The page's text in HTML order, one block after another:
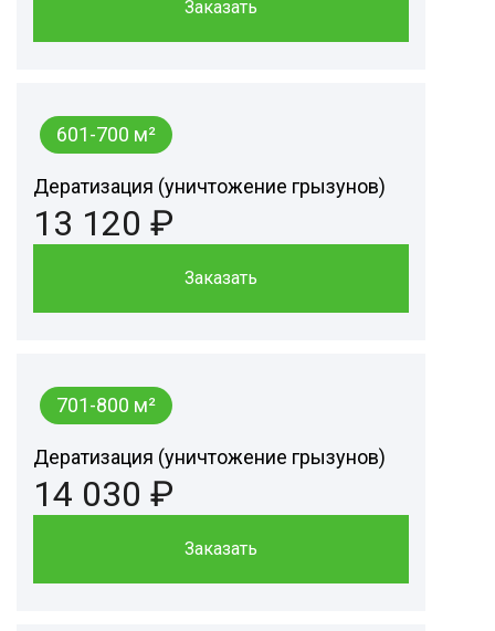
Заказать
601-700 м²
Дератизация (уничтожение грызунов)
13 120 ₽
Заказать
701-800 м²
Дератизация (уничтожение грызунов)
14 030 ₽
Заказать